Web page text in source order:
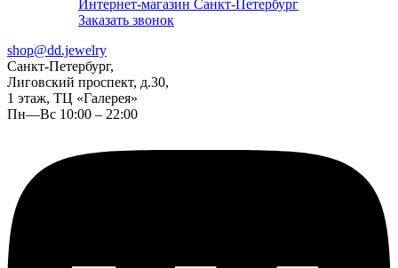
Интернет-магазин Санкт-Петербург
Заказать звонок
shop@dd.jewelry
Санкт-Петербург,
Лиговский проспект, д.30,
1 этаж, ТЦ «Галерея»
Пн—Вс 10:00 – 22:00